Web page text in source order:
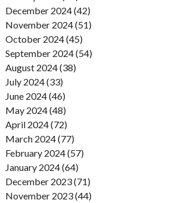
December 2024 (42)
November 2024 (51)
October 2024 (45)
September 2024 (54)
August 2024 (38)
July 2024 (33)
June 2024 (46)
May 2024 (48)
April 2024 (72)
March 2024 (77)
February 2024 (57)
January 2024 (64)
December 2023 (71)
November 2023 (44)